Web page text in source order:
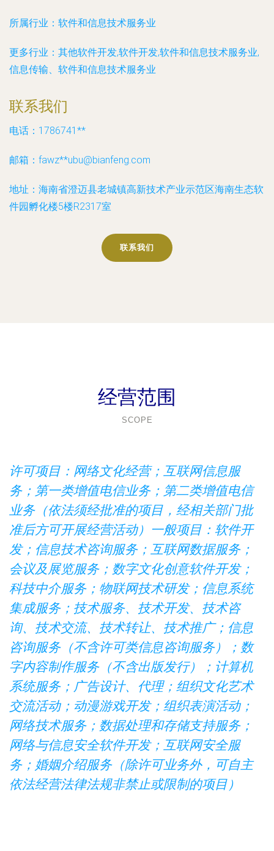
所属行业： 软件和信息技术服务业
更多行业： 其他软件开发,软件开发,软件和信息技术服务业,
信息传输、软件和信息技术服务业
联系我们
电话：1786741**
邮箱：fawz**ubu@bianfeng.com
地址：海南省澄迈县老城镇高新技术产业示范区海南生态软
件园孵化楼5楼R2317室
联系我们
经营范围
SCOPE
许可项目：网络文化经营；互联网信息服
务；第一类增值电信业务；第二类增值电信
业务（依法须经批准的项目，经相关部门批
准后方可开展经营活动）一般项目：软件开
发；信息技术咨询服务；互联网数据服务；
会议及展览服务；数字文化创意软件开发；
科技中介服务；物联网技术研发；信息系统
集成服务；技术服务、技术开发、技术咨
询、技术交流、技术转让、技术推广；信息
咨询服务（不含许可类信息咨询服务）；数
字内容制作服务（不含出版发行）；计算机
系统服务；广告设计、代理；组织文化艺术
交流活动；动漫游戏开发；组织表演活动；
网络技术服务；数据处理和存储支持服务；
网络与信息安全软件开发；互联网安全服
务；婚姻介绍服务（除许可业务外，可自主
依法经营法律法规非禁止或限制的项目）